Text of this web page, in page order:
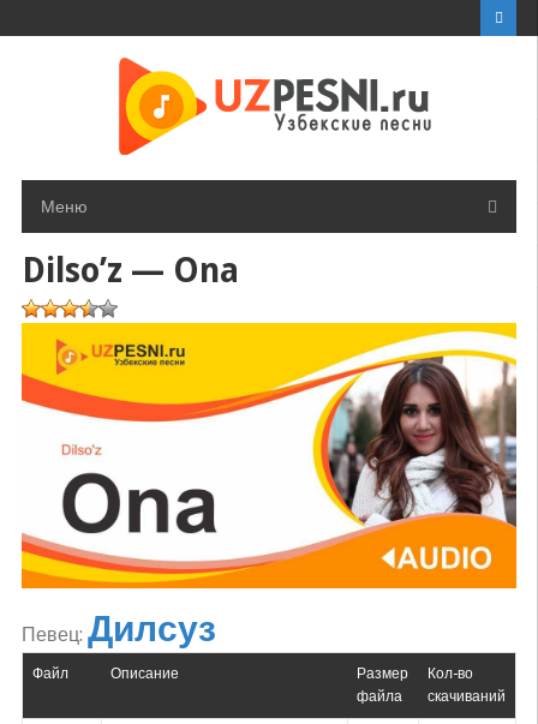
Меню
Dilso’z — Ona
Певец: Дилсуз
Файл Описание
Размер
файла
Кол-во
скачиваний